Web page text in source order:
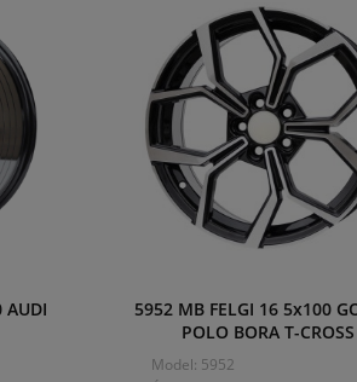
AUDI
5952 MB FELGI 16 5x100
POLO BORA T-CROSS
Model: 5952